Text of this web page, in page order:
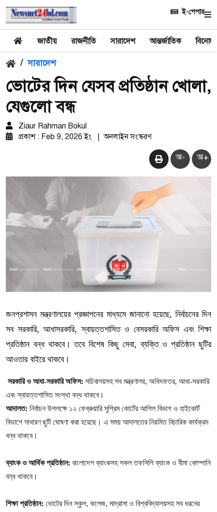
ই-পেপার
জাতীয় রাজনীতি সারাদেশ আন্তর্জাতিক
/ সারাদেশ
ভোটের দিন যেসব প্রতিষ্ঠান খোলা,
যেগুলো বন্ধ
Ziaur Rahman Bokul
প্রকাশ : Feb 9, 2026 ইং
অনলাইন সংস্করণ
অ- অ+
জনপ্রশাসন মন্ত্রণালয়ের প্রজ্ঞাপনের মাধ্যমে জানানো হয়েছে, নির্বাচনের দিন
সব সরকারি, আধাসরকারি, স্বায়ত্তশাসিত ও বেসরকারি অফিস এবং শিক্ষা
প্রতিষ্ঠান বন্ধ থাকবে। তবে বিশেষ কিছু সেবা, ব্যক্তি ও প্রতিষ্ঠান ছুটির
আওতার বাইরে থাকবে।
সরকারি ও আধা-সরকারি অফিস: সচিবালয়সহ সব মন্ত্রণালয়, অধিদফতর, আধা-সরকারি
এবং স্বায়ত্তশাসিত সংস্থা বন্ধ থাকবে।
আদালত: নির্বাচন উপলক্ষে ১২ ফেব্রুয়ারি সুপ্রিম কোর্টের আপিল বিভাগ ও হাইকোর্ট
বিভাগে সাধারণ ছুটি ঘোষণা করা হয়েছে। এ সময় আদালতের নিয়মিত বিচারিক কার্যক্রম
বন্ধ থাকবে।
ব্যাংক ও আর্থিক প্রতিষ্ঠান: বাংলাদেশ ব্যাংকসহ সকল তফসিলি ব্যাংক ও বীমা কোম্পানি
বন্ধ থাকবে।
শিক্ষা প্রতিষ্ঠান: ভোটের দিন স্কুল, কলেজ, মাদ্রাসা ও বিশ্ববিদ্যালয়সহ সব ধরনের